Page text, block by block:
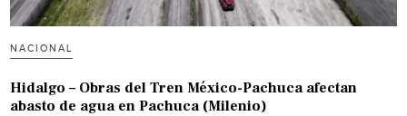
NACIONAL
Hidalgo – Obras del Tren México-Pachuca afectan
abasto de agua en Pachuca (Milenio)